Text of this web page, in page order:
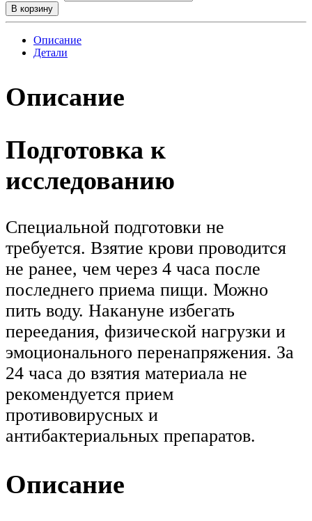
В корзину
Описание
Детали
Описание
Подготовка к
исследованию
Специальной подготовки не
требуется. Взятие крови проводится
не ранее, чем через 4 часа после
последнего приема пищи. Можно
пить воду. Накануне избегать
переедания, физической нагрузки и
эмоционального перенапряжения. За
24 часа до взятия материала не
рекомендуется прием
противовирусных и
антибактериальных препаратов.
Описание